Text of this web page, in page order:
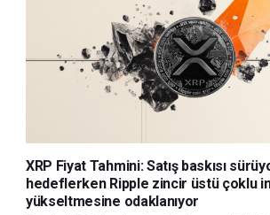
XRP Fiyat Tahmini: Satış baskısı
hedeflerken Ripple zincir üstü çoklu
yükseltmesine odaklanıyor